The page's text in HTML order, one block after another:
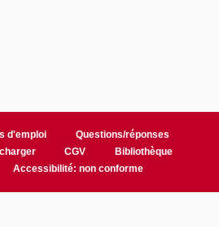
d'emploi
Questions/réponses
CGV
Bibliothèque
Accessibilité: non conforme